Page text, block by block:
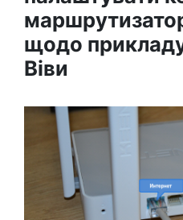
щодо прикладу
Віви